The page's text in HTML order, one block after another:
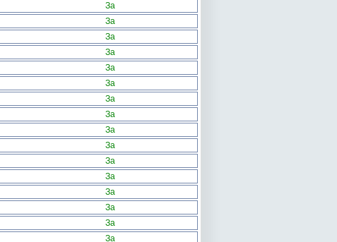
За
За
За
За
За
За
За
За
За
За
За
За
За
За
За
За